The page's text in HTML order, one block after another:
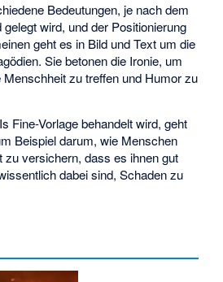
Bedeutungen, je nach dem
wird, und der Positionierung
geht es in Bild und Text um die
Sie betonen die Ironie, um
zu treffen und Humor zu
Fine-Vorlage behandelt wird, geht
Beispiel darum, wie Menschen
versichern, dass es ihnen gut
dabei sind, Schaden zu